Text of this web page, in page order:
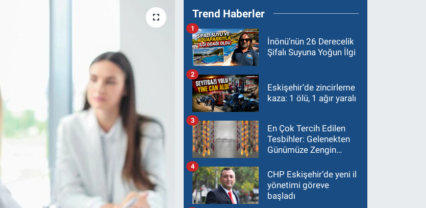
Trend Haberler
İnönü’nün 26 Derecelik
Şifalı Suyuna Yoğun İlgi
1
Eskişehir’de zincirleme
kaza: 1 ölü, 1 ağır yaralı
2
En Çok Tercih Edilen
Tesbihler: Gelenekten
Günümüze Zengin
3
CHP Eskişehir’de yeni il
yönetimi göreve
başladı
4